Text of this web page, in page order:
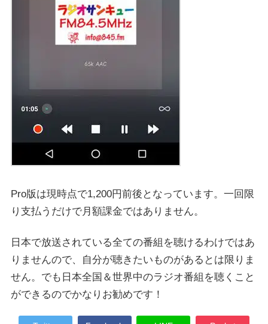
Pro版は現時点で1,200円前後となっています。一回限
り支払うだけで月額課金ではありません。
日本で放送されている全ての番組を聴けるわけではあ
りませんので、自分が聴きたいものがあるとは限りま
せん。でも日本全国＆世界中のラジオ番組を聴くこと
ができるのでかなりお勧めです！